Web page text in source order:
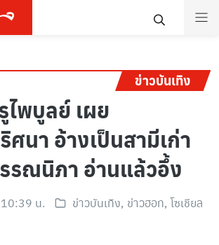
ข่าวบันเทิง
ไพบูลย์ เผย
ศนา อ้างเป็นสามีเก่า
รณนิภา อ่านแล้วอึ้ง
น. ข่าวบันเทิง, ข่าวฮอท, โซเชียล